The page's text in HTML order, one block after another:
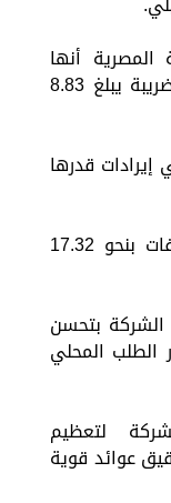
أنها
تستهدف تحقيق صافي ربح قبل الضريبة يبلغ 8.83
قدرها
وفي المقابل قدرت الموازنة مصروفات بنحو 17.32
بتحسن
الطلب المحلي
لتعظيم
عوائد قوية